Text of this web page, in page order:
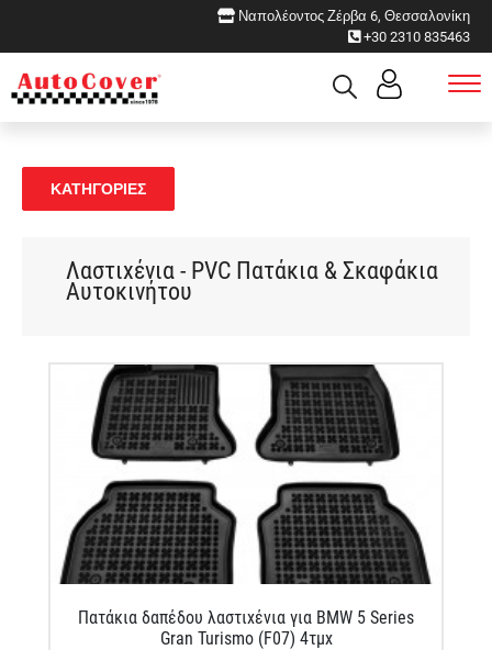
Ναπολέοντος Ζέρβα 6, Θεσσαλονίκη
+30 2310 835463
ΚΑΤΗΓΟΡΙΕΣ
Λαστιχένια - PVC Πατάκια & Σκαφάκια
Αυτοκινήτου
Πατάκια δαπέδου λαστιχένια για BMW 5 Series
Gran Turismo (F07) 4τμχ